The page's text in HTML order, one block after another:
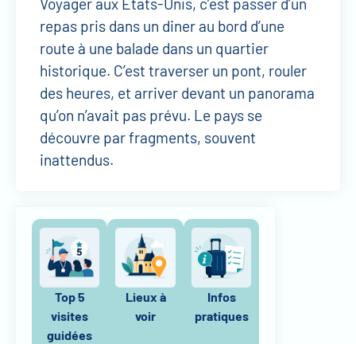
Voyager aux États-Unis, c’est passer d’un
repas pris dans un diner au bord d’une
route à une balade dans un quartier
historique. C’est traverser un pont, rouler
des heures, et arriver devant un panorama
qu’on n’avait pas prévu. Le pays se
découvre par fragments, souvent
inattendus.
Top 5
visites
guidées
Lieux à
voir
Infos
pratiques